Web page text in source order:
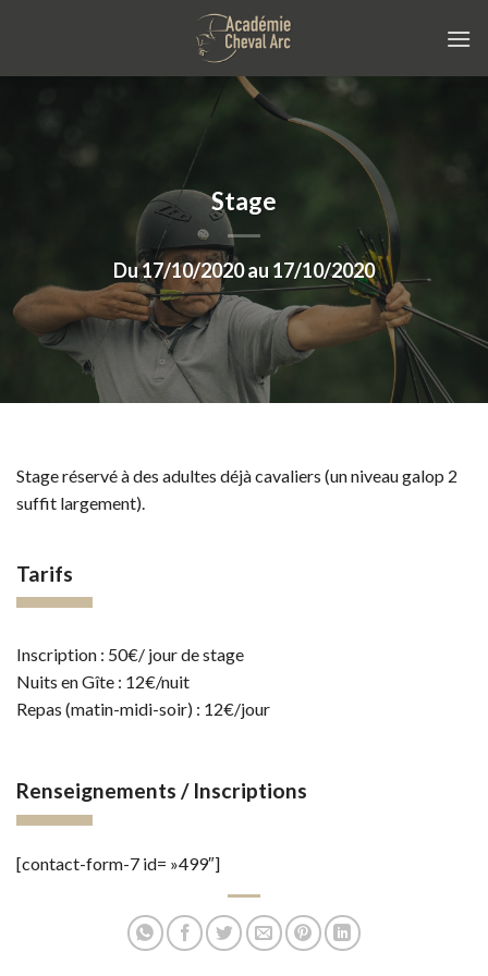
Stage
Du 17/10/2020 au 17/10/2020
Stage réservé à des adultes déjà cavaliers (un niveau galop 2
suffit largement).
Tarifs
Inscription : 50€/ jour de stage
Nuits en Gîte : 12€/nuit
Repas (matin-midi-soir) : 12€/jour
Renseignements / Inscriptions
[contact-form-7 id= »499″]